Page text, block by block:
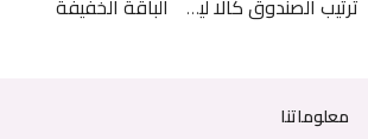
ترتيب الصندوق كالا ليلي الباقة الخفيفة
معلوماتنا